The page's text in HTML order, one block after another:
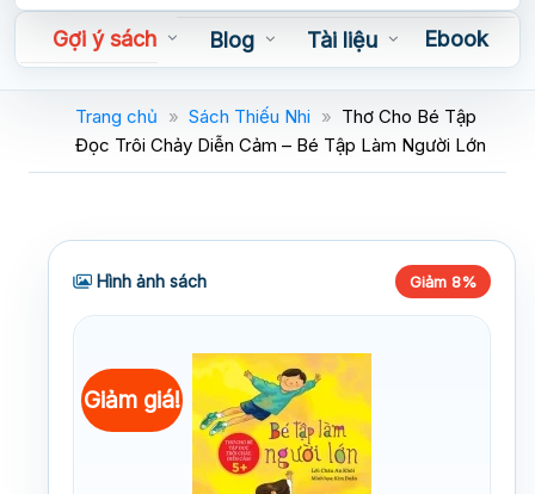
Gợi ý sách Blog Tài liệu
Ebook
Sách nói
Trang chủ » Sách Thiếu Nhi » Thơ Cho Bé Tập
Đọc Trôi Chảy Diễn Cảm – Bé Tập Làm Người Lớn
Hình ảnh sách Giảm 8%
Giảm giá!